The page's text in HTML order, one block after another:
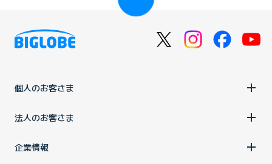
個人のお客さま
法人のお客さま
企業情報